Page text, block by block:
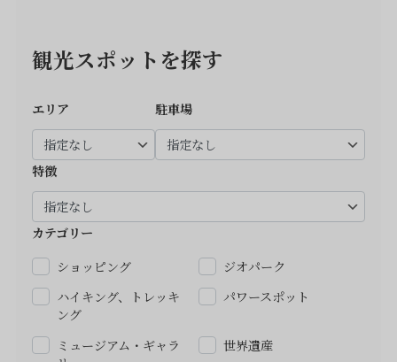
観光スポットを探す
エリア 駐車場
特徴
カテゴリー
ショッピング
ジオパーク
ハイキング、トレッキ
ング
パワースポット
ミュージアム・ギャラ
世界遺産